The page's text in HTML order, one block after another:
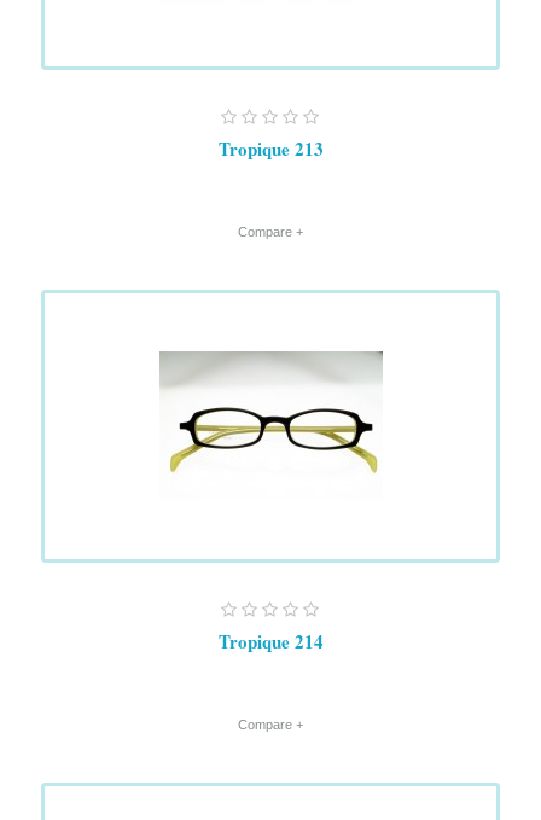
Tropique 213
+ Compare
Tropique 214
+ Compare